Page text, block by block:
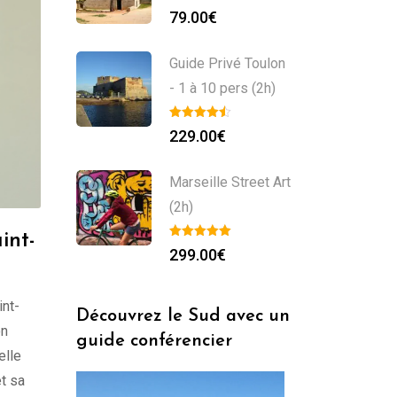
sa
79.00€
Guide Privé Toulon
- 1 à 10 pers (2h)
229.00€
Marseille Street Art
(2h)
299.00€
Découvrez le Sud avec un
guide conférencier